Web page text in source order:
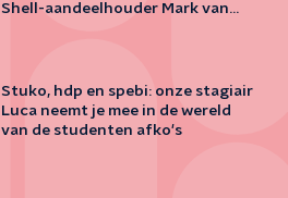
Shell-aandeelhouder Mark van
Stuko, hdp en spebi: onze stagiair
Luca neemt je mee in de wereld
van de studenten afko's